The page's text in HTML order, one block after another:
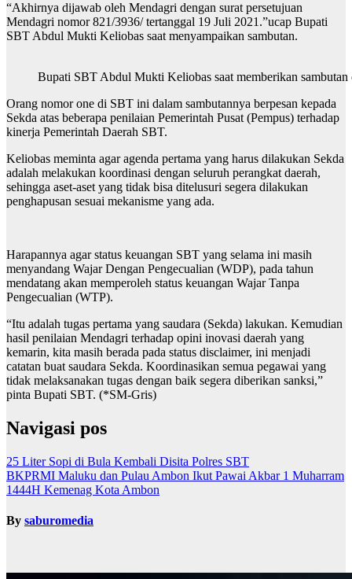
“Akhirnya dijawab oleh Mendagri dengan surat persetujuan
Mendagri nomor 821/3936/ tertanggal 19 Juli 2021.”ucap Bupati
SBT Abdul Mukti Keliobas saat menyampaikan sambutan.
Bupati SBT Abdul Mukti Keliobas saat memberikan
Orang nomor one di SBT ini dalam sambutannya berpesan kepada
Sekda atas beberapa penilaian Pemerintah Pusat (Pempus) terhadap
kinerja Pemerintah Daerah SBT.
Keliobas meminta agar agenda pertama yang harus dilakukan Sekda
adalah melakukan koordinasi dengan seluruh perangkat daerah,
sehingga aset-aset yang tidak bisa ditelusuri segera dilakukan
penghapusan sesuai mekanisme yang ada.
Harapannya agar status keuangan SBT yang selama ini masih
menyandang Wajar Dengan Pengecualian (WDP), pada tahun
mendatang akan memperoleh status keuangan Wajar Tanpa
Pengecualian (WTP).
“Itu adalah tugas pertama yang saudara (Sekda) lakukan. Kemudian
hasil penilaian Mendagri terhadap opini inovasi daerah yang
kemarin, kita masih berada pada status disclaimer, ini menjadi
catatan buat saudara Sekda. Koordinasikan semua pegawai yang
tidak melaksanakan tugas dengan baik segera diberikan sanksi,”
pinta Bupati SBT. (*SM-Gris)
Navigasi pos
25 Liter Sopi di Bula Kembali Disita Polres SBT
BKPRMI Maluku dan Pulau Ambon Ikut Pawai Akbar 1 Muharram
1444H Kemenag Kota Ambon
By saburomedia